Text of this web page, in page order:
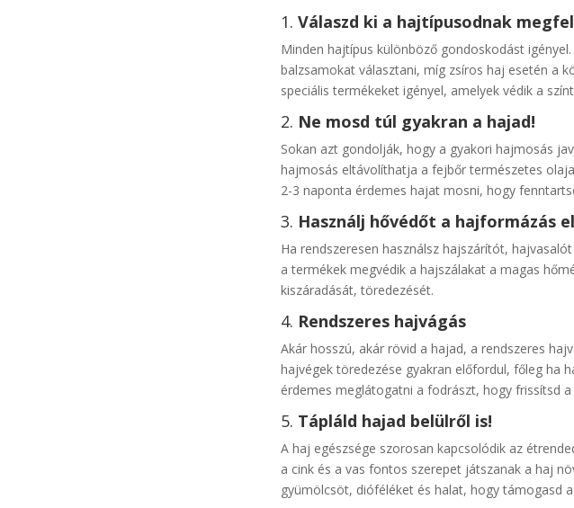
1. Válaszd ki a hajtípusodnak
Minden hajtípus különböző gondoskodást
balzsamokat választani, míg zsíros haj esetén a
speciális termékeket igényel, amelyek védik a
2. Ne mosd túl gyakran a hajad!
Sokan azt gondolják, hogy a gyakori hajmosás
hajmosás eltávolíthatja a fejbőr természetes
2-3 naponta érdemes hajat mosni, hogy
3. Használj hővédőt a hajformázás
Ha rendszeresen használsz hajszárítót,
a termékek megvédik a hajszálakat a magas
kiszáradását, töredezését.
4. Rendszeres hajvágás
Akár hosszú, akár rövid a hajad, a rendszeres
hajvégek töredezése gyakran előfordul, főleg ha
érdemes meglátogatni a fodrászt, hogy frissítsd a
5. Tápláld hajad belülről is!
A haj egészsége szorosan kapcsolódik az
a cink és a vas fontos szerepet játszanak a haj
gyümölcsöt, dióféléket és halat, hogy támogasd